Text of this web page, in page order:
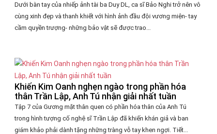
Dưới bàn tay của nhiếp ảnh tài ba Duy DL, ca sĩ Bảo Nghi trở nên vô
cùng xinh đẹp và thanh khiết với hình ảnh đầu đội vương miện- tay
cầm quyền trượng- những bảo vật sẽ được trao...
Khiến Kim Oanh nghẹn ngào trong phần hóa
thân Trần Lập, Anh Tú nhận giải nhất tuần
Tập 7 của Gương mặt thân quen có phần hóa thân của Anh Tú
trong hình tượng cố nghệ sĩ Trần Lập đã khiến khán giả và ban
giám khảo phải dành tặng những tràng vỗ tay khen ngợi. Tiết...